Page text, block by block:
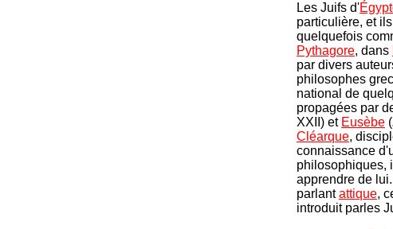
Les Juifs d'
particulière, et
quelquefois
Pythagore, dans
par divers
philosophes
national de
propagées par
XXII) et Eusèbe (
Cléarque,
connaissance
philosophiques,
apprendre de
parlantattique,
introduit parles